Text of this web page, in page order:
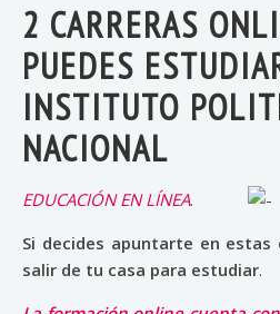
2 CARRERAS
PUEDES
INSTITUTO
NACIONAL
EDUCACIÓN EN LÍNEA.
Si decides apuntarte en
salir de tu casa para estudiar.